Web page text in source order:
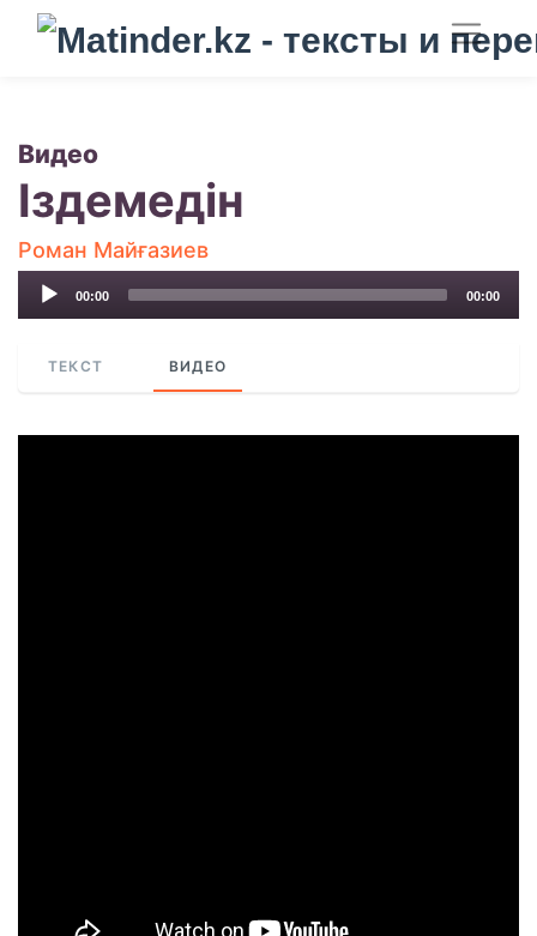
Видео
Іздемедін
Роман Майғазиев
Audio
00:00 00:00
ТЕКСТ ВИДЕО